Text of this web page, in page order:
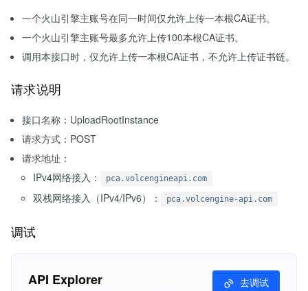
一个火山引擎主账号在同一时间仅允许上传一本根CA证书。
一个火山引擎主账号最多允许上传100本根CA证书。
调用本接口时，仅允许上传一本根CA证书，不允许上传证书链。
请求说明
接口名称：UploadRootInstance
请求方式：POST
请求地址：
IPv4网络接入：
pca.volcengineapi.com
双栈网络接入（IPv4/IPv6）： pca.volcengine-api.com
调试
API Explorer 去调试